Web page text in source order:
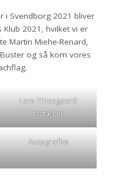
i Svendborg 2021 bliver
2021, hvilket vi er
Martin Miehe-Renard,
og så kom vores
Lars Thiesgaard
fortæller
Autografkø